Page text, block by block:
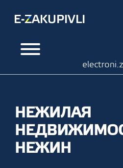
НЕЖИЛАЯ
НЕЖИН